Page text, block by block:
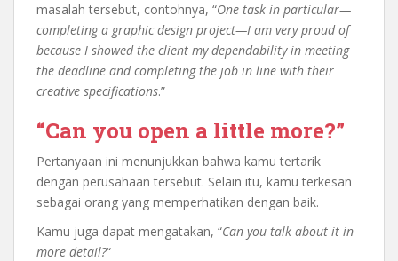
masalah tersebut, contohnya, “One task in particular—
completing a graphic design project—I am very proud of
because I showed the client my dependability in meeting
the deadline and completing the job in line with their
creative specifications.”
“Can you open a little more?”
Pertanyaan ini menunjukkan bahwa kamu tertarik
dengan perusahaan tersebut. Selain itu, kamu terkesan
sebagai orang yang memperhatikan dengan baik.
Kamu juga dapat mengatakan, “Can you talk about it in
more detail?“